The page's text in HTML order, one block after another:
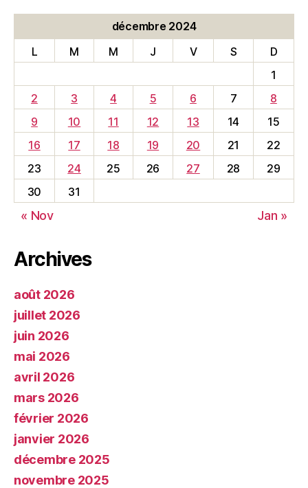
décembre 2024
L
M M J V S
D
1
2
3 4 5 6 7
8
9
10 11 12 13 14
15
16
17 18 19 20 21
22
23
24 25 26 27 28
29
30
31
« Nov Jan »
Archives
août 2026
juillet 2026
juin 2026
mai 2026
avril 2026
mars 2026
février 2026
janvier 2026
décembre 2025
novembre 2025